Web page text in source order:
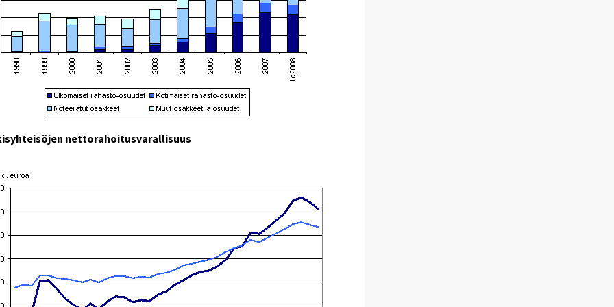
nettorahoitusvarallisuus